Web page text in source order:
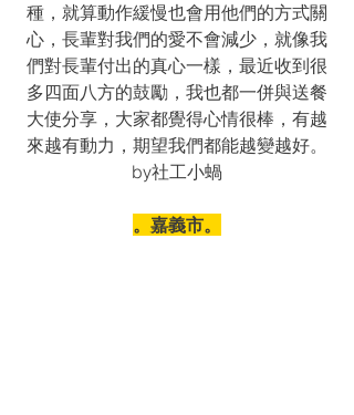
種，就算動作緩慢也會用他們的方式關
心，長輩對我們的愛不會減少，就像我
們對長輩付出的真心一樣，最近收到很
多四面八方的鼓勵，我也都一併與送餐
大使分享，大家都覺得心情很棒，有越
來越有動力，期望我們都能越變越好。
by社工小蝸
。嘉義市。